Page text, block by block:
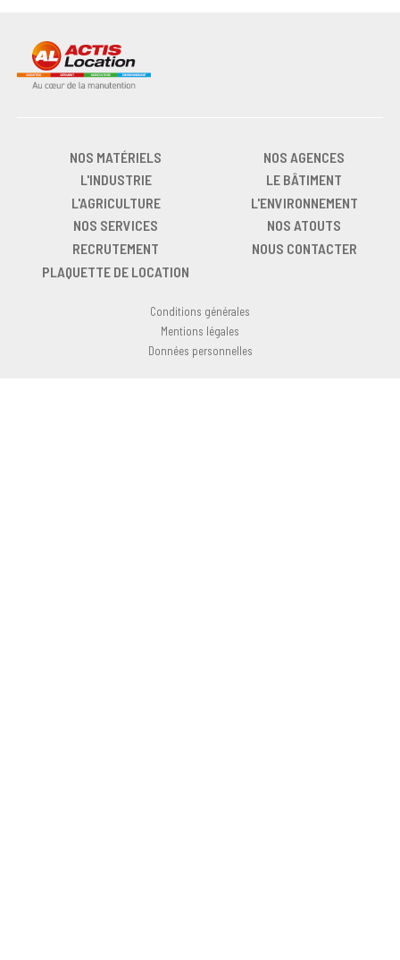
NOS MATÉRIELS
NOS AGENCES
L'INDUSTRIE
LE BÂTIMENT
L'AGRICULTURE
L'ENVIRONNEMENT
NOS SERVICES
NOS ATOUTS
RECRUTEMENT
NOUS CONTACTER
PLAQUETTE DE LOCATION
Conditions générales
Mentions légales
Données personnelles